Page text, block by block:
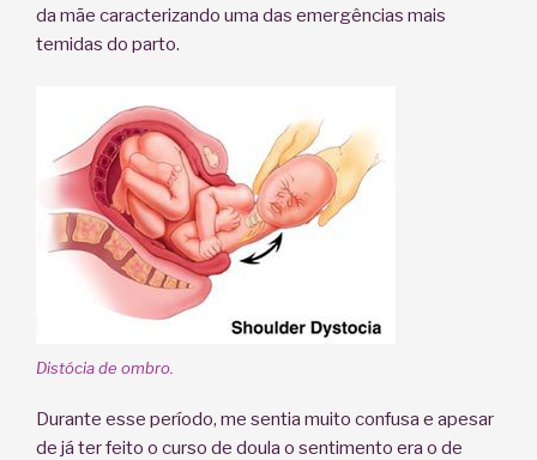
da mãe caracterizando uma das emergências mais
temidas do parto.
Distócia de ombro.
Durante esse período, me sentia muito confusa e apesar
de já ter feito o curso de doula o sentimento era o de